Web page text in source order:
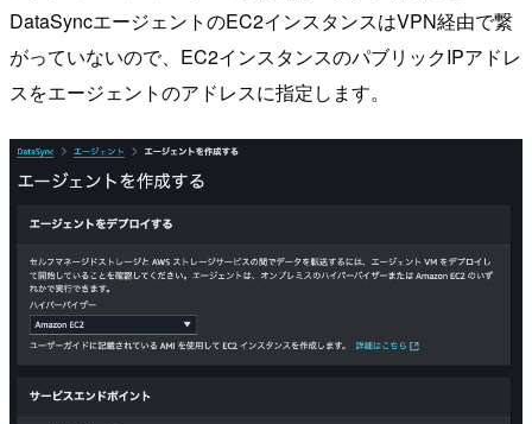
DataSyncエージェントのEC2インスタンスはVPN経由で繋
がっていないので、EC2インスタンスのパブリックIPアドレ
スをエージェントのアドレスに指定します。